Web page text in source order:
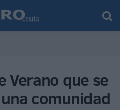
Verano que se
comunidad